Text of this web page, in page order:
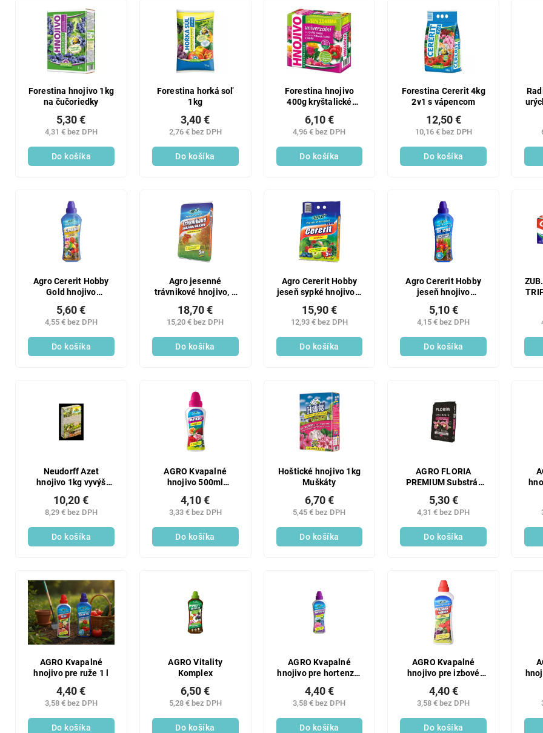
Forestina hnojivo 1kg
na čučoriedky
4,31 € bez DPH
5,30 €
Do košíka
Forestina horká soľ
1kg
2,76 € bez DPH
3,40 €
Do košíka
Forestina hnojivo
400g kryštalické
zadarmo
4,96 € bez DPH
6,10 €
Do košíka
Forestina Cererit 4kg
2v1 s vápencom
10,16 € bez DPH
12,50 €
Do košíka
Agro Cererit Hobby
Gold hnojivo
4,55 € bez DPH
5,60 €
Do košíka
Agro jesenné
trávnikové hnojivo, 5
15,20 € bez DPH
18,70 €
Do košíka
Agro Cererit Hobby
jeseň sypké hnojivo 5
12,93 € bez DPH
15,90 €
Do košíka
Agro Cererit Hobby
jeseň hnojivo
4,15 € bez DPH
5,10 €
Do košíka
Neudorff Azet
hnojivo 1kg vyvýš
8,29 € bez DPH
10,20 €
Do košíka
AGRO Kvapalné
hnojivo 500ml
3,33 € bez DPH
4,10 €
Do košíka
Hoštické hnojivo 1kg
Muškáty
5,45 € bez DPH
6,70 €
Do košíka
AGRO FLORIA
PREMIUM Substrát
4,31 € bez DPH
5,30 €
Do košíka
AGRO Kvapalné
hnojivo pre ruže 1 l
3,58 € bez DPH
4,40 €
Do košíka
AGRO Vitality
Komplex
5,28 € bez DPH
6,50 €
Do košíka
AGRO Kvapalné
hnojivo pre hortenzie
3,58 € bez DPH
4,40 €
Do košíka
AGRO Kvapalné
hnojivo pre izbové
3,58 € bez DPH
4,40 €
Do košíka